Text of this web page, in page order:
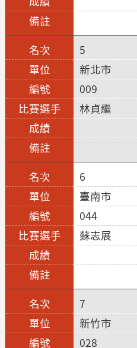
5
新北市
009
林貞繼
6
臺南市
044
蘇志展
7
新竹市
028